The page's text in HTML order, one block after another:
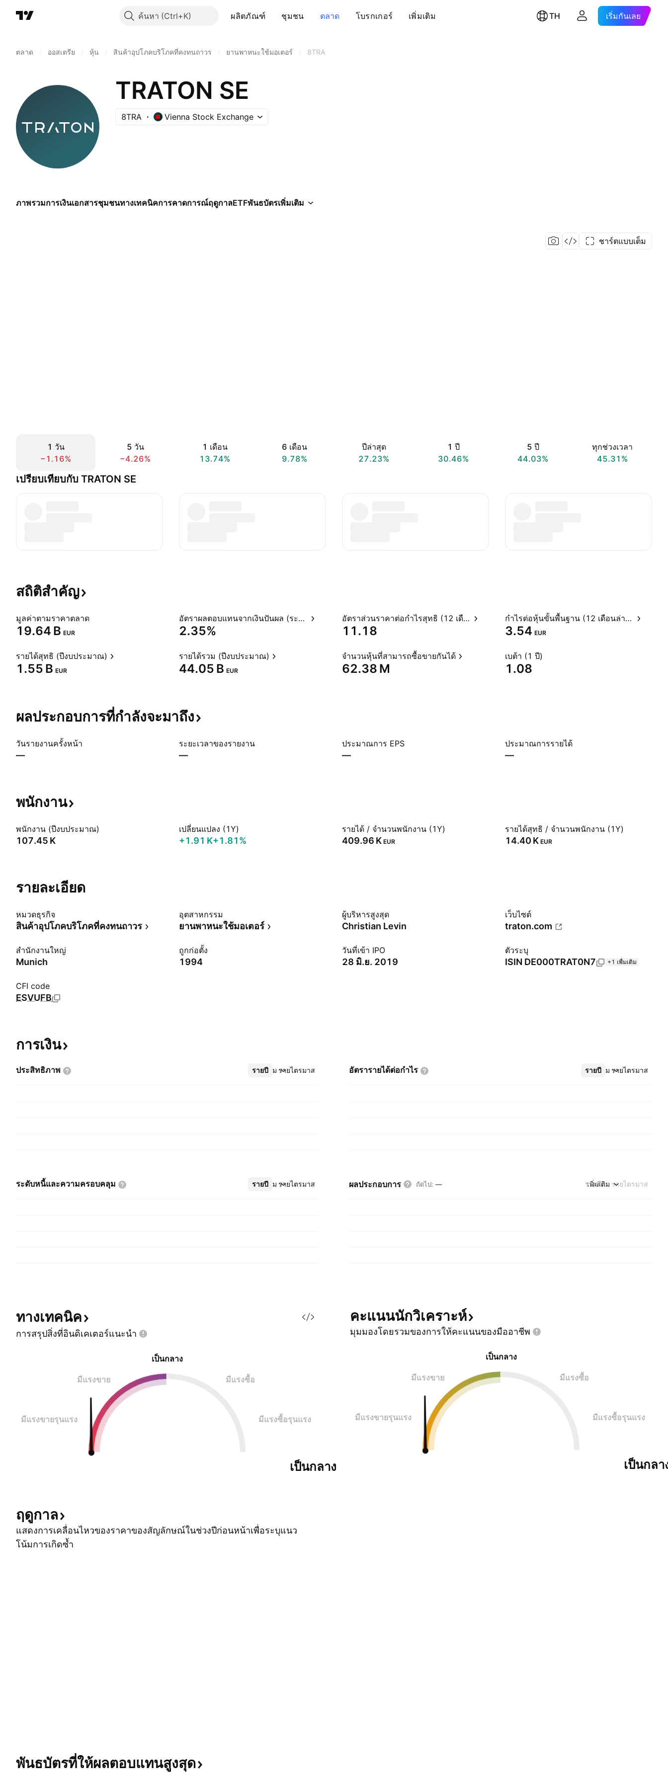
ค้นหา ผลิตภัณฑ์ ชุมชน ตลาด โบรกเกอร์ เพิ่มเติม TH เริ่มกันเลย
ตลาด ออสเตรีย หุ้น สินค้าอุปโภคบริโภคที่คงทนถาวร ยานพาหนะใช้มอเตอร์ 8TRA
TRATON SE
8TRA Vienna Stock Exchange
ภาพรวมการเงินเอกสารชุมชนทางเทคนิคการคาดการณ์ฤดูกาลETFพันธบัตรเพิ่มเติม
ชาร์ตแบบเต็ม
1 วัน
−1.16%
5 วัน
−4.26%
1 เดือน
13.74%
6 เดือน
9.78%
ปีล่าสุด
27.23%
1 ปี
30.46%
5 ปี
44.03%
ทุกช่วงเวลา
45.31%
เปรียบเทียบกับ TRATON SE
สถิติสำคัญ
มูลค่าตามราคาตลาด
‪19.64 B‬ EUR
อัตราผลตอบแทนจากเงินปันผล (ระบุไว้)
2.35%
อัตราส่วนราคาต่อกำไรสุทธิ (12 เดือนล่าสุด)
11.18
กำไรต่อหุ้นขั้นพื้นฐาน (12 เดือนล่าสุด)
3.54 EUR
รายได้สุทธิ (ปีงบประมาณ)
‪1.55 B‬ EUR
รายได้รวม (ปีงบประมาณ)
‪44.05 B‬ EUR
จำนวนหุ้นที่สามารถซื้อขายกันได้
‪62.38 M‬
เบต้า (1 ปี)
1.08
ผลประกอบการที่กำลังจะมาถึง
วันรายงานครั้งหน้า
—
ระยะเวลาของรายงาน
—
ประมาณการ EPS
—
ประมาณการรายได้
—
พนักงาน
พนักงาน (ปีงบประมาณ)
‪107.45 K‬
เปลี่ยนแปลง (1Y)
‪+1.91 K‬+1.81%
รายได้ / จำนวนพนักงาน (1Y)
‪409.96 K‬ EUR
รายได้สุทธิ / จำนวนพนักงาน (1Y)
‪14.40 K‬ EUR
รายละเอียด
หมวดธุรกิจ
สินค้าอุปโภคบริโภคที่คงทนถาวร
อุตสาหกรรม
ยานพาหนะใช้มอเตอร์
ผู้บริหารสูงสุด
Christian Levin
เว็บไซต์
traton.com
สำนักงานใหญ่
Munich
ถูกก่อตั้ง
1994
วันที่เข้า IPO
28 มิ.ย. 2019
ตัวระบุ
ISIN DE000TRAT0N7 +1 เพื่มเติม
CFI code
ESVUFB
การเงิน
ประสิทธิภาพ รายปี รายไตรมาส
เพิ่มเติม อัตรารายได้ต่อกำไร รายปี รายไตรมาส
เพิ่มเติม
ระดับหนี้และความครอบคลุม รายปี รายไตรมาส
เพิ่มเติม ผลประกอบการ ถัดไป: — รายปี รายไตรมาส
เพิ่มเติม
ทางเทคนิค
การสรุปสิ่งที่อินดิเคเตอร์แนะนำ
เป็นกลาง
มีแรงขาย มีแรงซื้อ
มีแรงขายรุนแรง มีแรงซื้อรุนแรง
เป็นกลาง
คะแนนนักวิเคราะห์
มุมมองโดยรวมของการให้คะแนนของมืออาชีพ
เป็นกลาง
มีแรงขาย มีแรงซื้อ
มีแรงขายรุนแรง มีแรงซื้อรุนแรง
เป็นกลา
ฤดูกาล
แสดงการเคลื่อนไหวของราคาของสัญลักษณ์ในช่วงปีก่อนหน้าเพื่อระบุแนว
โน้มการเกิดซ้ำ
พันธบัตรที่ให้ผลตอบแทนสูงสุด